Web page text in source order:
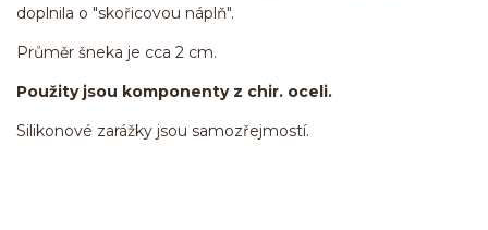
doplnila o "skořicovou náplň".
Průměr šneka je cca 2 cm.
Použity jsou komponenty z chir. oceli.
Silikonové zarážky jsou samozřejmostí.